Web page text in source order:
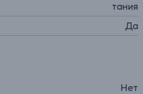
тания
Да
Нет